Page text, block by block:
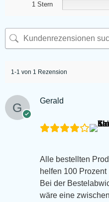
1 Stern
1-1 von 1 Rezension
Gerald
Alle bestellten
helfen 100 Prozent
Bei der
wäre eine